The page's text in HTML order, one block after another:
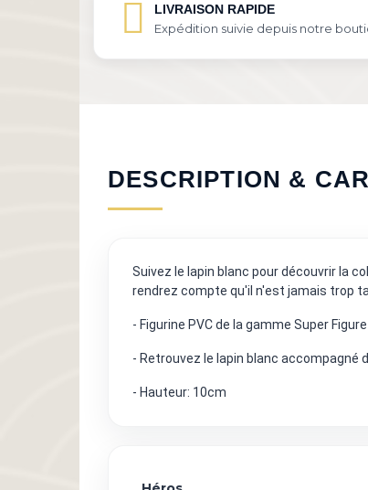
LIVRAISON RAPIDE
Expédition suivie depuis notre
DESCRIPTION &
Suivez le lapin blanc pour découvrir la
rendrez compte qu'il n'est jamais trop
- Figurine PVC de la gamme Super
- Retrouvez le lapin blanc accompagné
- Hauteur: 10cm